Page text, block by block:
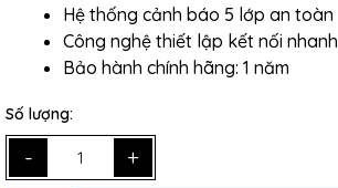
Hệ thống cảnh báo 5 lớp an toàn
Công nghệ thiết lập kết nối nhanh
Bảo hành chính hãng: 1 năm
Số lượng:
- +